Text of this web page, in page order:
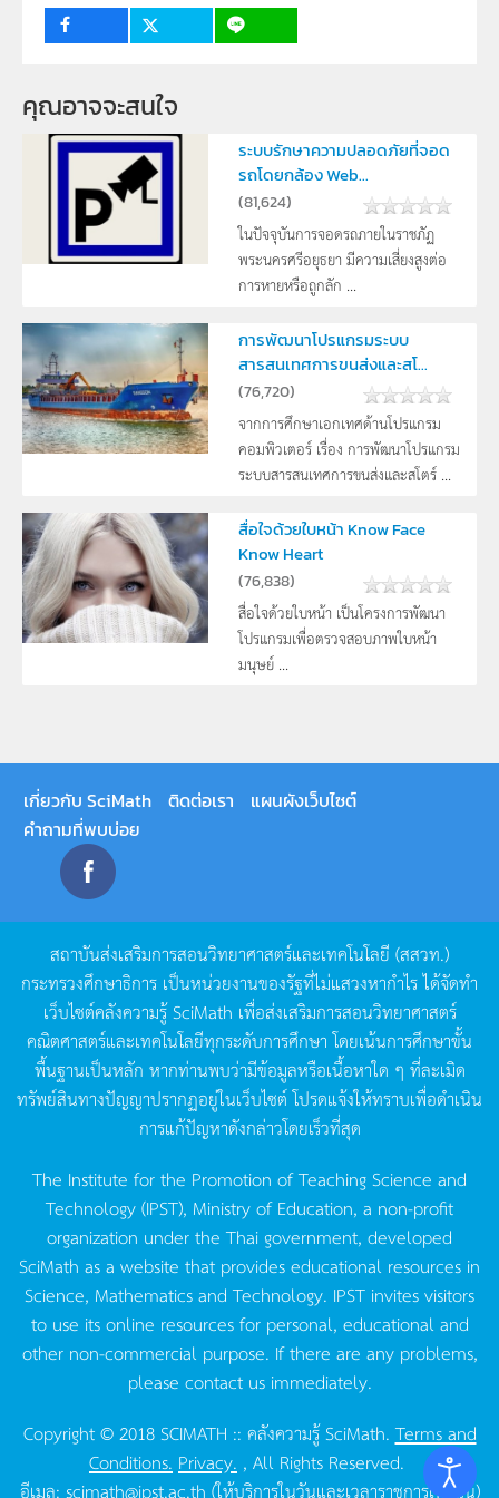
คุณอาจจะสนใจ
ระบบรักษาความปลอดภัยที่จอด
รถโดยกล้อง Web...
(81,624)
ในปัจจุบันการจอดรถภายในราชภัฏ
พระนครศรีอยุธยา มีความเสี่ยงสูงต่อ
การหายหรือถูกลัก ...
การพัฒนาโปรแกรมระบบ
สารสนเทศการขนส่งและสโ...
(76,720)
จากการศึกษาเอกเทศด้านโปรแกรม
คอมพิวเตอร์ เรื่อง การพัฒนาโปรแกรม
ระบบสารสนเทศการขนส่งและสโตร์ ...
สื่อใจด้วยใบหน้า Know Face
Know Heart
(76,838)
สื่อใจด้วยใบหน้า เป็นโครงการพัฒนา
โปรแกรมเพื่อตรวจสอบภาพใบหน้า
มนุษย์ ...
เกี่ยวกับ SciMath ติดต่อเรา
แผนผังเว็บไซต์
คำถามที่พบบ่อย
สถาบันส่งเสริมการสอนวิทยาศาสตร์และเทคโนโลยี (สสวท.)
กระทรวงศึกษาธิการ เป็นหน่วยงานของรัฐที่ไม่แสวงหากำไรได้จัดทำ
เว็บไซต์คลังความรู้SciMath เพื่อส่งเสริมการสอนวิทยาศาสตร์
คณิตศาสตร์และเทคโนโลยีทุกระดับการศึกษา โดยเน้นการศึกษาขั้น
พื้นฐานเป็นหลัก หากท่านพบว่ามีข้อมูลหรือเนื้อหาใด ๆ ที่ละเมิด
ทรัพย์สินทางปัญญาปรากฏอยู่ในเว็บไซต์โปรดแจ้งให้ทราบเพื่อดำเนิน
การแก้ปัญหาดังกล่าวโดยเร็วที่สุด
The Institute for the Promotion of Teaching Science and
Technology (IPST), Ministry of Education, a non-profit
organization under the Thai government, developed
SciMath as a website that provides educational resources in
Science, Mathematics and Technology. IPST invites visitors
to use its online resources for personal, educational and
other non-commercial purpose. If there are any problems,
please contact us immediately.
Copyright © 2018 SCIMATH :: คลังความรู้ SciMath.Terms and
Conditions. Privacy. , All Rights Reserved.
อีเมล: scimath@ipst.ac.th (ให้บริการในวันและเวลาราชการเท่านั้น)